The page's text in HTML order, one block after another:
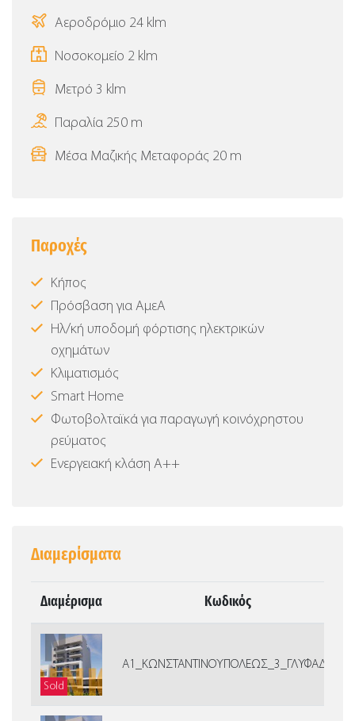
Αεροδρόμιο 24 klm
Νοσοκομείο 2 klm
Μετρό 3 klm
Παραλία 250 m
Μέσα Μαζικής Μεταφοράς 20 m
Παροχές
Κήπος
Πρόσβαση για ΑμεΑ
Ηλ/κή υποδομή φόρτισης ηλεκτρικών
οχημάτων
Κλιματισμός
Smart Home
Φωτοβολταϊκά για παραγωγή κοινόχρηστου
ρεύματος
Ενεργειακή κλάση Α++
Διαμερίσματα
Διαμέρισμα Κωδικός
Sold
Α1_ΚΩΝΣΤΑΝΤΙΝΟΥΠΟΛΕΩΣ_3_ΓΛΥΦΑΔΑ